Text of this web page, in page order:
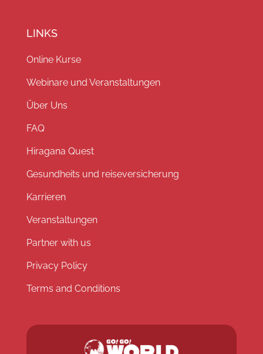
LINKS
Online Kurse
Webinare und Veranstaltungen
Über Uns
FAQ
Hiragana Quest
Gesundheits und reiseversicherung
Karrieren
Veranstaltungen
Partner with us
Privacy Policy
Terms and Conditions